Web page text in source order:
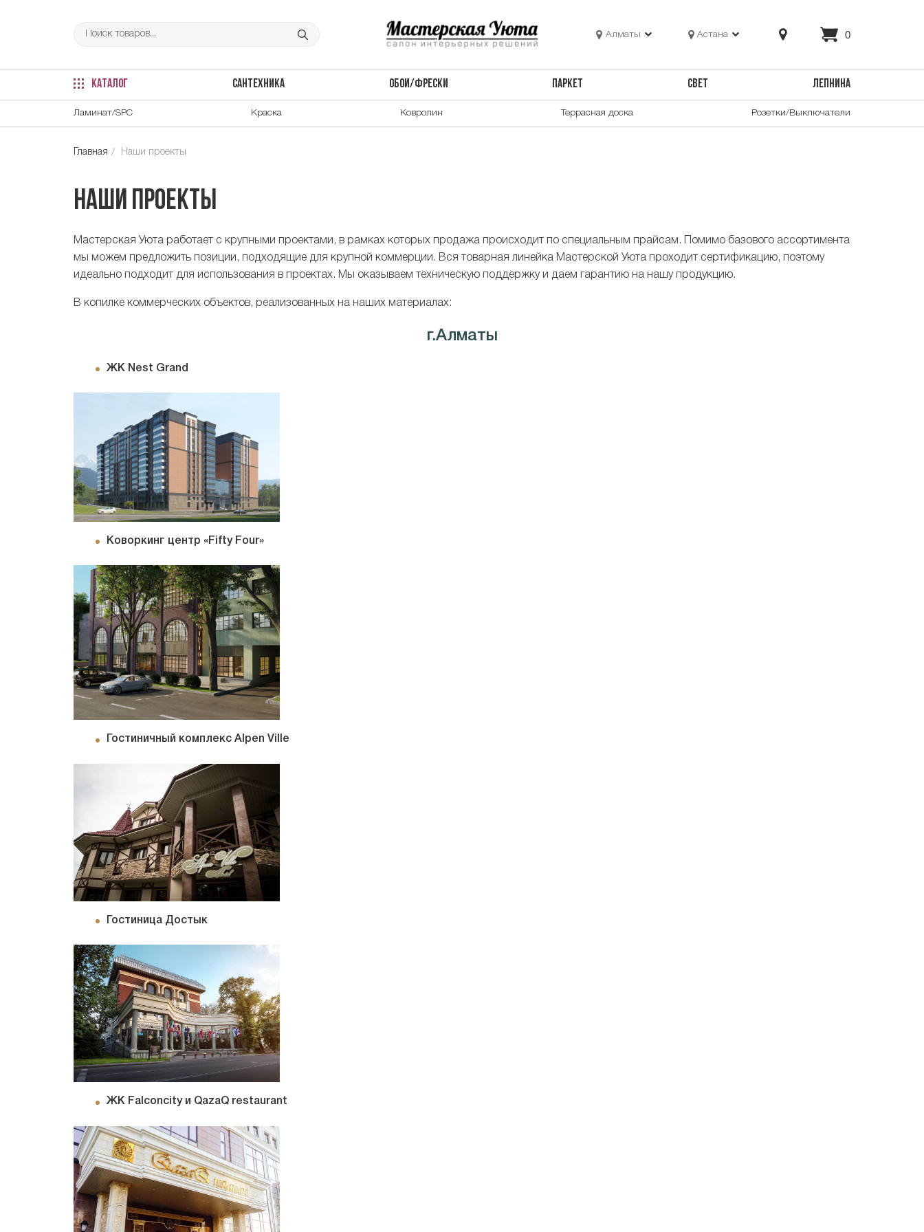
Алматы Астана 0
КАТАЛОГ САНТЕХНИКА ОБОИ/ФРЕСКИ ПАРКЕТ СВЕТ ЛЕПНИНА
Ламинат/SPC Краска Ковролин Террасная доска Розетки/Выключатели
Главная Наши проекты
Наши проекты
Мастерская Уюта работает с крупными проектами, в рамках которых продажа происходит по специальным прайсам. Помимо базового ассортимента
мы можем предложить позиции, подходящие для крупной коммерции. Вся товарная линейка Мастерской Уюта проходит сертификацию, поэтому
идеально подходит для использования в проектах. Мы оказываем техническую поддержку и даем гарантию на нашу продукцию.
В копилке коммерческих объектов, реализованных на наших материалах:
г.Алматы
ЖК Nest Grand
Коворкинг центр «Fifty Four»
Гостиничный комплекс Alpen Ville
Гостиница Достык
ЖК Falconcity и QazaQ restaurant